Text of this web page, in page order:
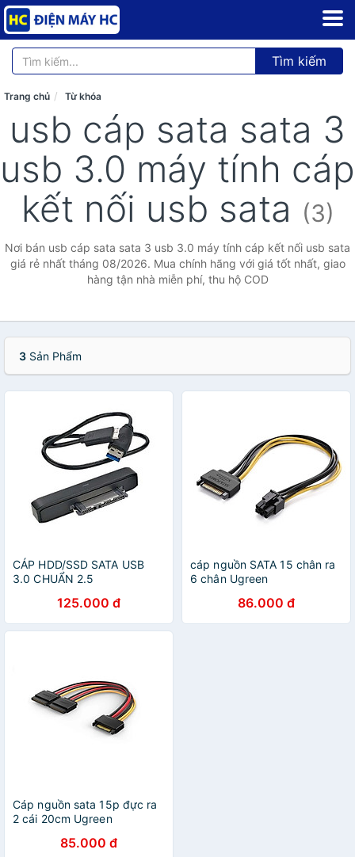
Tìm kiếm
Trang chủ Từ khóa
usb cáp sata sata 3
usb 3.0 máy tính cáp
kết nối usb sata (3)
Nơi bán usb cáp sata sata 3 usb 3.0 máy tính cáp kết nối usb sata
giá rẻ nhất tháng 08/2026. Mua chính hãng với giá tốt nhất, giao
hàng tận nhà miễn phí, thu hộ COD
3 Sản Phẩm
CÁP HDD/SSD SATA USB
3.0 CHUẨN 2.5
125.000 đ
cáp nguồn SATA 15 chân ra
6 chân Ugreen
chính hãng86.000 đ
Cáp nguồn sata 15p đực ra
2 cái 20cm Ugreen
85.000 đ